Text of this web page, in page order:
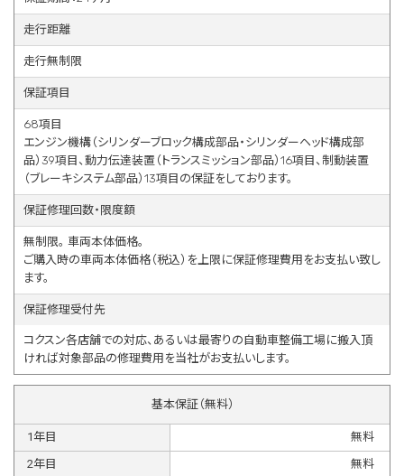
走行距離
走行無制限
保証項目
68項目
エンジン機構（シリンダーブロック構成部品・シリンダーヘッド構成部
品）39項目、動力伝達装置（トランスミッション部品）16項目、制動装置
（ブレーキシステム部品）13項目の保証をしております。
保証修理回数・限度額
無制限。 車両本体価格。
ご購入時の車両本体価格（税込）を上限に保証修理費用をお支払い致し
ます。
保証修理受付先
コクスン各店舗での対応、あるいは最寄りの自動車整備工場に搬入頂
ければ対象部品の修理費用を当社がお支払いします。
基本保証（無料）
1年目
無料
2年目
無料